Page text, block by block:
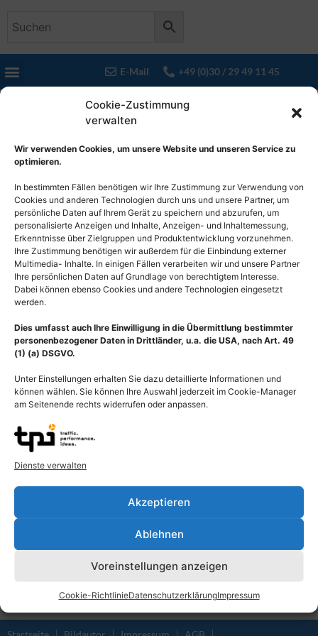
Cookie-Zustimmung
verwalten
Wir verwenden Cookies, um unsere Website und unseren Service zu
optimieren.
In bestimmten Fällen benötigen wir Ihre Zustimmung zur Verwendung von
Cookies und anderen Technologien durch uns und unsere Partner, um
persönliche Daten auf Ihrem Gerät zu speichern und abzurufen, um
personalisierte Anzeigen und Inhalte, Anzeigen- und Inhaltemessung,
Erkenntnisse über Zielgruppen und Produktentwicklung vorzunehmen.
Ihre Zustimmung benötigen wir außerdem für die Einbindung externer
Multimedia- Inhalte. In einigen Fällen verarbeiten wir und unsere Partner
Ihre persönlichen Daten auf Grundlage von berechtigtem Interesse.
Dabei können ebenso Cookies und andere Technologien eingesetzt
werden.
Dies umfasst auch Ihre Einwilligung in die Übermittlung bestimmter
personenbezogener Daten in Drittländer, u.a. die USA, nach Art. 49
(1) (a) DSGVO.
Unter Einstellungen erhalten Sie dazu detaillierte Informationen und
können wählen. Sie können Ihre Auswahl jederzeit im Cookie-Manager
am Seitenende rechts widerrufen oder anpassen.
Dienste verwalten
Akzeptieren
Ablehnen
Voreinstellungen anzeigen
Cookie-RichtlinieDatenschutzerklärungImpressum
E-Mail +49 (0)30 / 29 49 11 45
Schlagwort:
Schlundbogen
Muskulatur
Einzelnes Ergebnis wird angezeigt
Muskulatur des Pharynx
von hinten, Speiseröhre
Oesophagus und
55,00
Bildnummer: 3260
Ausführung wählen